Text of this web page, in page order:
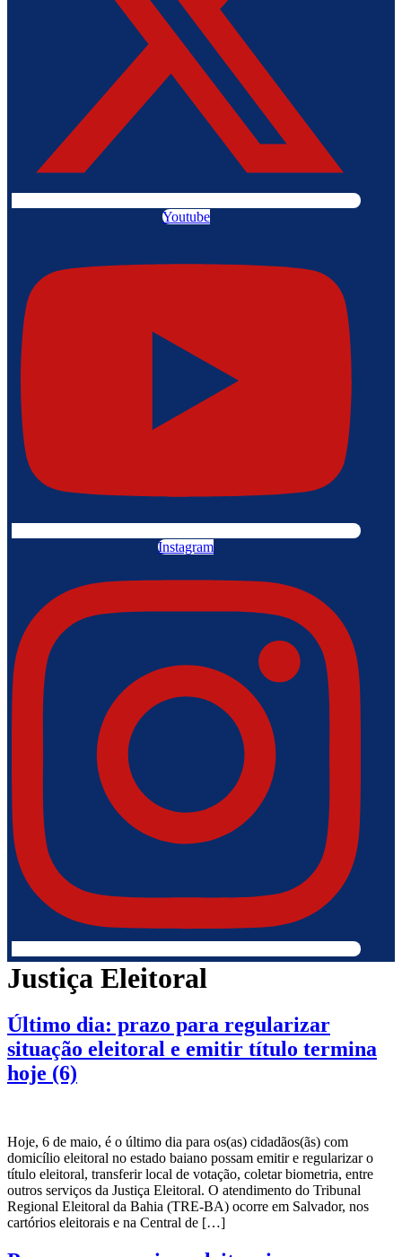
Youtube
Instagram
Justiça Eleitoral
Último dia: prazo para regularizar
situação eleitoral e emitir título termina
hoje (6)
Hoje, 6 de maio, é o último dia para os(as) cidadãos(ãs) com
domicílio eleitoral no estado baiano possam emitir e regularizar o
título eleitoral, transferir local de votação, coletar biometria, entre
outros serviços da Justiça Eleitoral. O atendimento do Tribunal
Regional Eleitoral da Bahia (TRE-BA) ocorre em Salvador, nos
cartórios eleitorais e na Central de […]